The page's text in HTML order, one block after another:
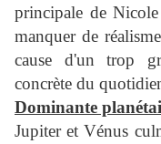
principale de
manquer de
cause d'un trop
concrète du
Dominante
Jupiter et Vénus